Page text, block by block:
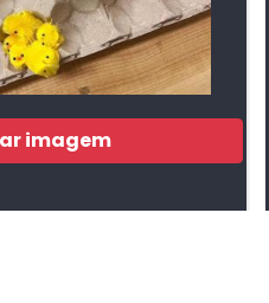
imagem